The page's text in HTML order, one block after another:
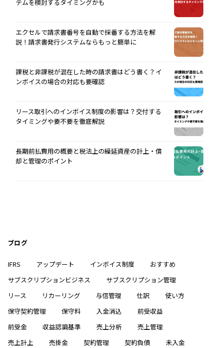
テムを検討するタイミングかも
エクセルで請求書番号を自動で採番する方法を解
説！請求書発行システムならもっと簡単に
課税と非課税が混在した時の請求書はどう書く？イ
ンボイスの場合の対応も要確認
リース取引へのインボイス制度の影響は？交付する
タイミングや要不要を徹底解説
長期前払費用の概要と税法上の繰延資産の計上・償
却と管理のポイント
ブログ
IFRS アップデート インボイス制度
おすすめ
サブスクリプションビジネス
サブスクリプション管理
リース
リカーリング 与信管理 仕訳
使い方
保守契約管理
保守料 入金消込
前受収益
前受金
収益認識基準 売上分析
売上管理
売上計上
売掛金 契約管理 契約負債
未入金